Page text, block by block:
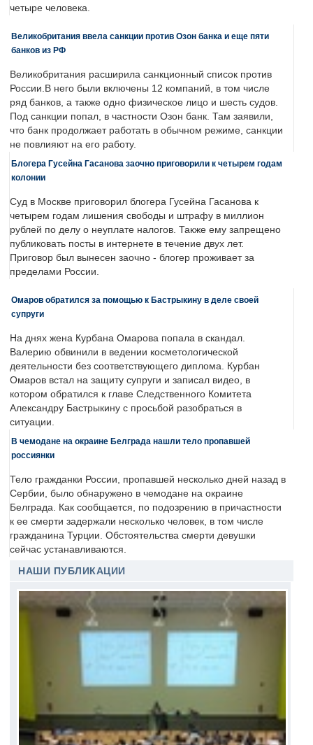
четыре человека.
Великобритания ввела санкции против Озон банка и еще пяти
банков из РФ
Великобритания расширила санкционный список против
России.В него были включены 12 компаний, в том числе
ряд банков, а также одно физическое лицо и шесть судов.
Под санкции попал, в частности Озон банк. Там заявили,
что банк продолжает работать в обычном режиме, санкции
не повлияют на его работу.
Блогера Гусейна Гасанова заочно приговорили к четырем годам
колонии
Суд в Москве приговорил блогера Гусейна Гасанова к
четырем годам лишения свободы и штрафу в миллион
рублей по делу о неуплате налогов. Также ему запрещено
публиковать посты в интернете в течение двух лет.
Приговор был вынесен заочно - блогер проживает за
пределами России.
Омаров обратился за помощью к Бастрыкину в деле своей
супруги
На днях жена Курбана Омарова попала в скандал.
Валерию обвинили в ведении косметологической
деятельности без соответствующего диплома. Курбан
Омаров встал на защиту супруги и записал видео, в
котором обратился к главе Следственного Комитета
Александру Бастрыкину с просьбой разобраться в
ситуации.
В чемодане на окраине Белграда нашли тело пропавшей
россиянки
Тело гражданки России, пропавшей несколько дней назад в
Сербии, было обнаружено в чемодане на окраине
Белграда. Как сообщается, по подозрению в причастности
к ее смерти задержали несколько человек, в том числе
гражданина Турции. Обстоятельства смерти девушки
сейчас устанавливаются.
НАШИ ПУБЛИКАЦИИ